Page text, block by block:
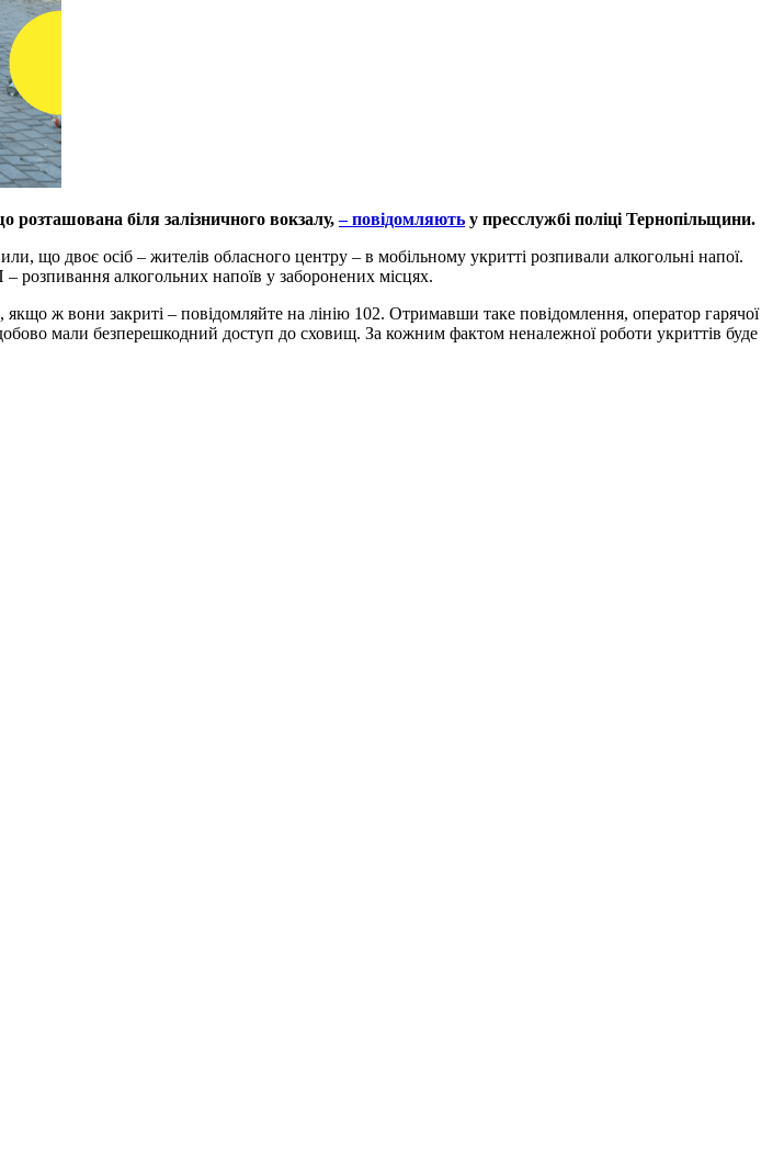
розташована біля залізничного вокзалу,– повідомляють у пресслужбі поліці Тернопільщини.
що двоє осіб – жителів обласного центру – в мобільному укритті розпивали алкогольні напої.
розпивання алкогольних напоїв у заборонених місцях.
ж вони закриті – повідомляйте на лінію 102. Отримавши таке повідомлення, оператор гарячої
мали безперешкодний доступ до сховищ. За кожним фактом неналежної роботи укриттів буде